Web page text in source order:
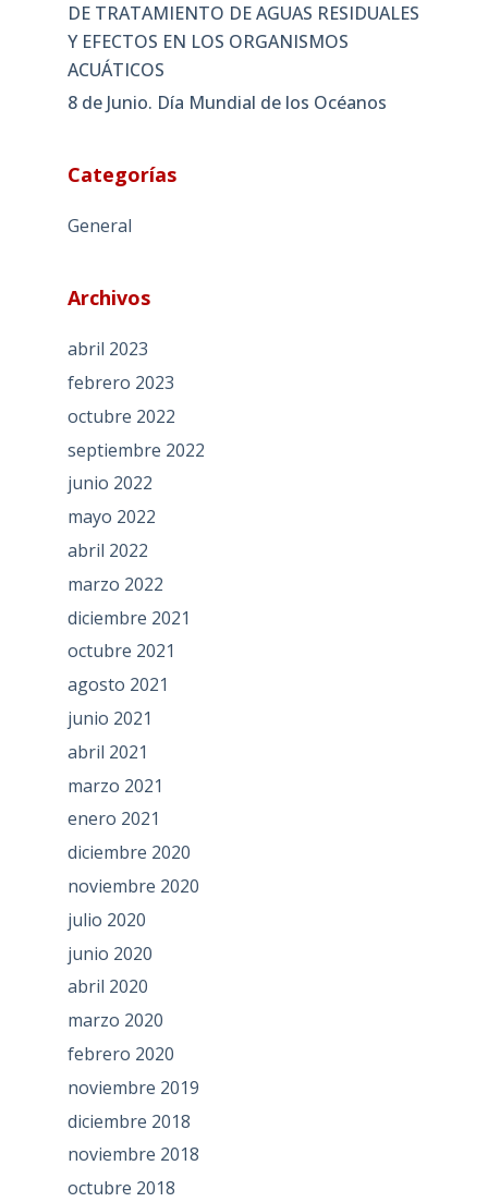
DE TRATAMIENTO DE AGUAS RESIDUALES
Y EFECTOS EN LOS ORGANISMOS
ACUÁTICOS
8 de Junio. Día Mundial de los Océanos
Categorías
General
Archivos
abril 2023
febrero 2023
octubre 2022
septiembre 2022
junio 2022
mayo 2022
abril 2022
marzo 2022
diciembre 2021
octubre 2021
agosto 2021
junio 2021
abril 2021
marzo 2021
enero 2021
diciembre 2020
noviembre 2020
julio 2020
junio 2020
abril 2020
marzo 2020
febrero 2020
noviembre 2019
diciembre 2018
noviembre 2018
octubre 2018